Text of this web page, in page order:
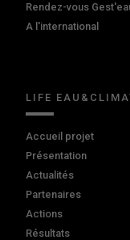
Rendez-vous
A l'international
LIFE
Accueil projet
Présentation
Actualités
Partenaires
Actions
Résultats